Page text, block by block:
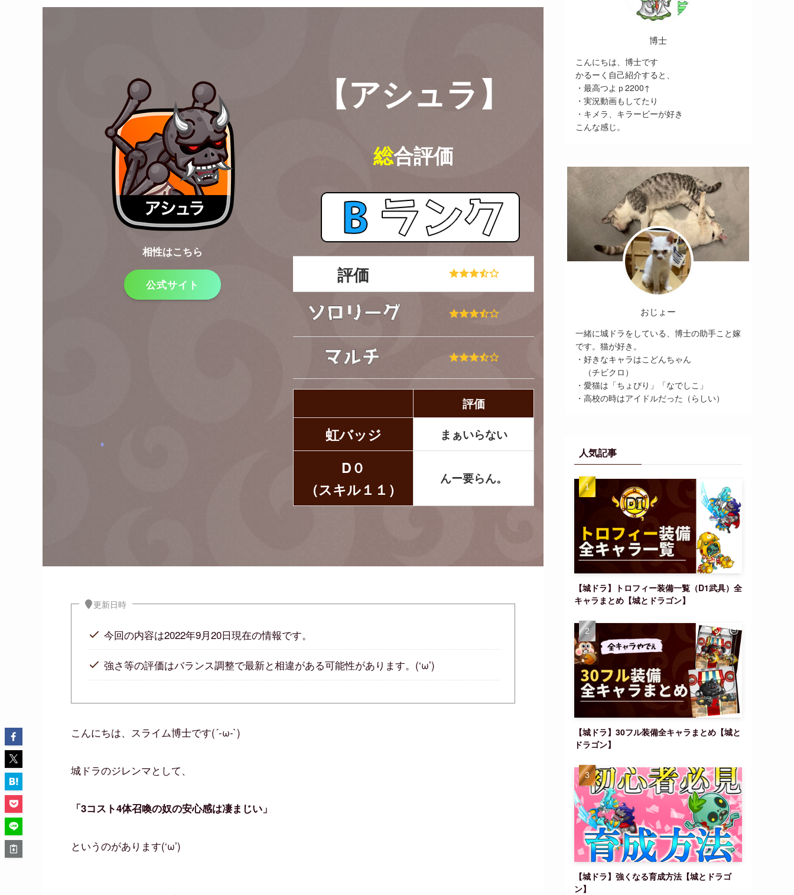
相性はこちら
公式サイト
【アシュラ】
総合評価
評価
評価
虹バッジ まぁいらない
D０
（スキル１１）
んー要らん。
更新日時
今回の内容は2022年9月20日現在の情報です。
強さ等の評価はバランス調整で最新と相違がある可能性があります。(‘ω’)
こんにちは、スライム博士です(´-ω-`)
城ドラのジレンマとして、
「3コスト4体召喚の奴の安心感は凄まじい」
というのがあります(‘ω’)
博士
こんにちは、博士です
かるーく自己紹介すると、
・最高つよｐ2200↑
・実況動画もしてたり
・キメラ、キラービーが好き
こんな感じ。
おじょー
一緒に城ドラをしている、博士の助手こと嫁
です。猫が好き。
・好きなキャラはこどんちゃん
（チビクロ）
・愛猫は「ちょびり」「なでしこ」
・高校の時はアイドルだった（らしい）
人気記事
【城ドラ】トロフィー装備一覧（D1武具）全
キャラまとめ【城とドラゴン】
【城ドラ】30フル装備全キャラまとめ【城と
ドラゴン】
【城ドラ】強くなる育成方法【城とドラゴ
ン】